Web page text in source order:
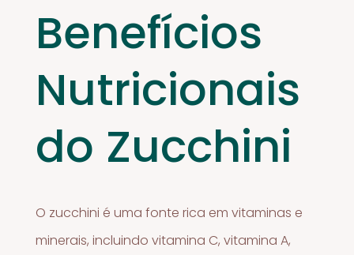
Benefícios
Nutricionais
do Zucchini
O zucchini é uma fonte rica em vitaminas e
minerais, incluindo vitamina C, vitamina A,